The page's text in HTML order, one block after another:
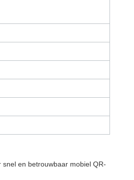
en betrouwbaar mobiel QR-